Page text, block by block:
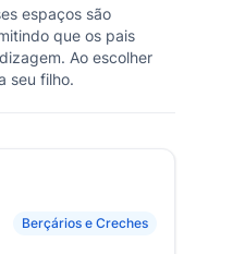
espaços são
que os pais
Ao escolher
seu filho.
Berçários e Creches